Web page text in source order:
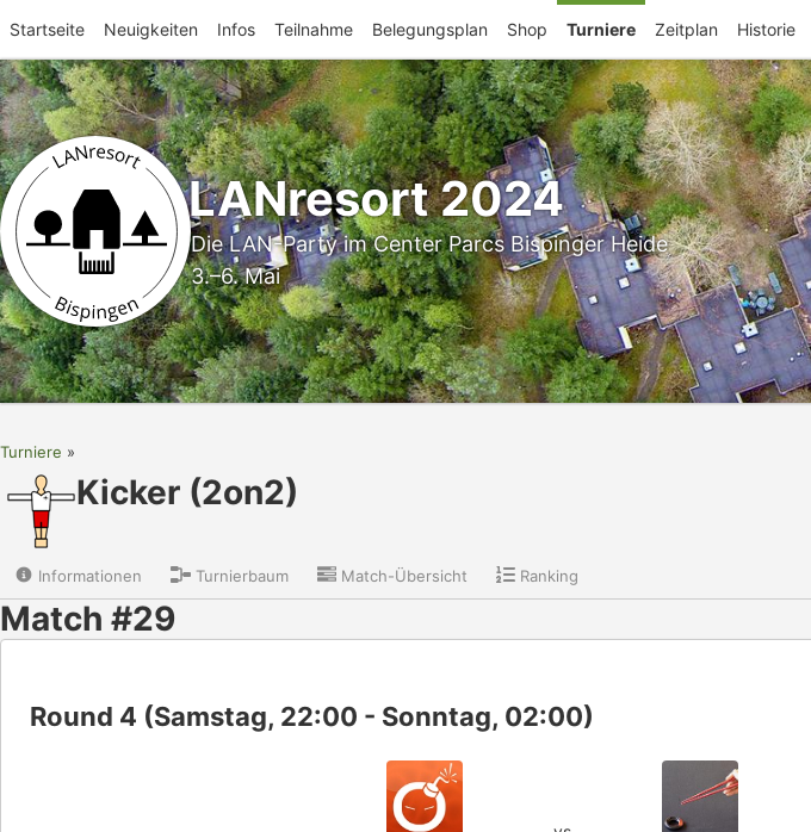
Startseite Neuigkeiten Infos Teilnahme Belegungsplan Shop Turniere Zeitplan Historie
LANresort 2024
Die LAN-Party im Center Parcs Bispinger Heide
3.–6. Mai
Turniere
Kicker (2on2)
Informationen Turnierbaum Match-Übersicht Ranking
Match #29
Round 4 (Samstag, 22:00 - Sonntag, 02:00)